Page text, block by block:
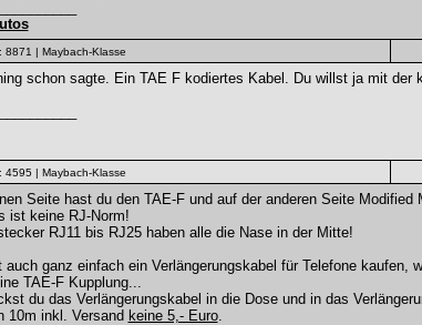
8871 | Maybach-Klasse
schon sagte. Ein TAE F kodiertes Kabel. Du willst ja mit der
4595 | Maybach-Klasse
Seite hast du den TAE-F und auf der anderen Seite
ist keine RJ-Norm!
RJ11 bis RJ25 haben alle die Nase in der Mitte!
auch ganz einfach ein Verlängerungskabel für Telefone
TAE-F Kupplung...
du das Verlängerungskabel in die Dose und in das
10m inkl. Versand keine 5,- Euro.